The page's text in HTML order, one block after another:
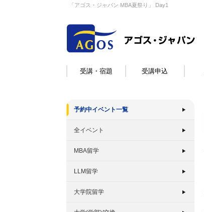
「アゴス・ジャパン MBA夏祭り」 Day1
受講・宿題 受講申込
予約中イベント一覧
全イベント
MBA留学
LLM留学
大学院留学